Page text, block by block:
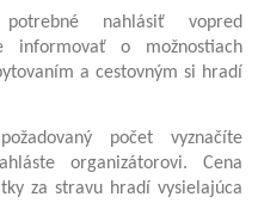
nahlásiť vopred
informovať o možnostiach
a cestovným si hradí
počet vyznačíte
organizátorovi. Cena
za stravu hradí vysielajúca